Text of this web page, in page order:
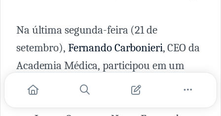
Na última segunda-feira (21 de
setembro), Fernando Carbonieri, CEO da
Academia Médica, participou em um
episódio do podcast "
Reload - o melhor